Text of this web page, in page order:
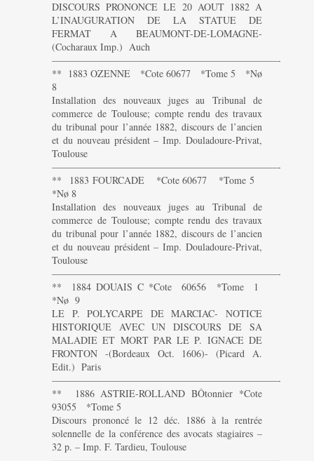
DISCOURS PRONONCE LE 20 AOUT 1882 A
L’INAUGURATION DE LA STATUE DE
FERMAT A BEAUMONT-DE-LOMAGNE-
(Cocharaux Imp.) Auch
———————————————————————-
** 1883 OZENNE *Cote 60677 *Tome 5 *Nø
8
Installation des nouveaux juges au Tribunal de
commerce de Toulouse; compte rendu des travaux
du tribunal pour l’année 1882, discours de l’ancien
et du nouveau président – Imp. Douladoure-Privat,
Toulouse
———————————————————————-
** 1883 FOURCADE *Cote 60677 *Tome 5
*Nø 8
Installation des nouveaux juges au Tribunal de
commerce de Toulouse; compte rendu des travaux
du tribunal pour l’année 1882, discours de l’ancien
et du nouveau président – Imp. Douladoure-Privat,
Toulouse
———————————————————————-
** 1884 DOUAIS C *Cote 60656 *Tome 1
*Nø 9
LE P. POLYCARPE DE MARCIAC- NOTICE
HISTORIQUE AVEC UN DISCOURS DE SA
MALADIE ET MORT PAR LE P. IGNACE DE
FRONTON -(Bordeaux Oct. 1606)- (Picard A.
Edit.) Paris
———————————————————————-
** 1886 ASTRIE-ROLLAND BÔtonnier *Cote
93055 *Tome 5
Discours prononcé le 12 déc. 1886 à la rentrée
solennelle de la conférence des avocats stagiaires –
32 p. – Imp. F. Tardieu, Toulouse